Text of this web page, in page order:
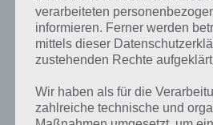
gibt es dazu zu wissen? Passt das Wort
bestimmten Lösungen präsentieren wir
kurze Begriffserklärung!
Ruhe bitte! Ich glaube das hat jeder
der Schule ist das ein stetiger Ausdruck,
Veranstaltungen wird öfters mal um
verarbeiteten
informieren. Ferner werden
mittels dieser
zustehenden Rechte aufgeklärt.
Wir haben als für die
zahlreiche technische und